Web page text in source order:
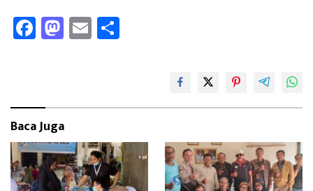
Fa
ce
k
M
as
o
n
E
m
Baca Juga